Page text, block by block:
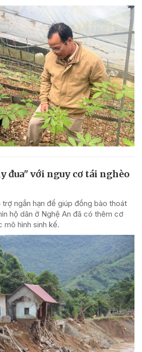
đua" với nguy cơ tái nghèo
trợ ngắn hạn để giúp đồng bào thoát
hộ dân ở Nghệ An đã có thêm cơ
mô hình sinh kế.